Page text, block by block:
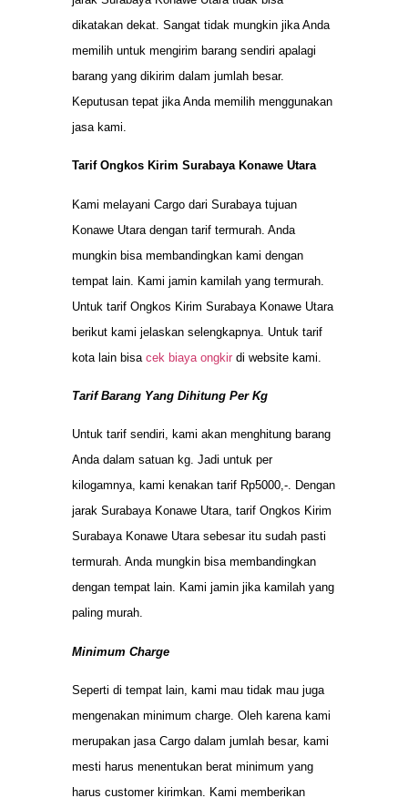
dikatakan dekat. Sangat tidak mungkin jika Anda
memilih untuk mengirim barang sendiri apalagi
barang yang dikirim dalam jumlah besar.
Keputusan tepat jika Anda memilih menggunakan
jasa kami.
Tarif Ongkos Kirim Surabaya Konawe Utara
Kami melayani Cargo dari Surabaya tujuan
Konawe Utara dengan tarif termurah. Anda
mungkin bisa membandingkan kami dengan
tempat lain. Kami jamin kamilah yang termurah.
Untuk tarif Ongkos Kirim Surabaya Konawe Utara
berikut kami jelaskan selengkapnya. Untuk tarif
kota lain bisa cek biaya ongkir di website kami.
Tarif Barang Yang Dihitung Per Kg
Untuk tarif sendiri, kami akan menghitung barang
Anda dalam satuan kg. Jadi untuk per
kilogamnya, kami kenakan tarif Rp5000,-. Dengan
jarak Surabaya Konawe Utara, tarif Ongkos Kirim
Surabaya Konawe Utara sebesar itu sudah pasti
termurah. Anda mungkin bisa membandingkan
dengan tempat lain. Kami jamin jika kamilah yang
paling murah.
Minimum Charge
Seperti di tempat lain, kami mau tidak mau juga
mengenakan minimum charge. Oleh karena kami
merupakan jasa Cargo dalam jumlah besar, kami
mesti harus menentukan berat minimum yang
harus customer kirimkan. Kami memberikan